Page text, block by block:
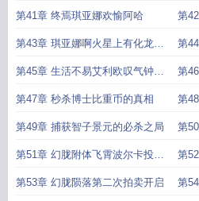
未尝不可 围了
第41章 终焉琪亚娜欢愉阿哈 第
第43章 琪亚娜啊火星上有化龙妙
法啊
第
开
第45章 生活不易艾利欧叹气钟离
卖艺
第
公
第47章 秒杀博士比重币的真相 第
第49章 捕获智子景元的必杀之局 第
下
第51章 幻胧附体飞霄波尔卡投来
目光
第
神
第53章 幻胧陨落第二次拍卖开启 第